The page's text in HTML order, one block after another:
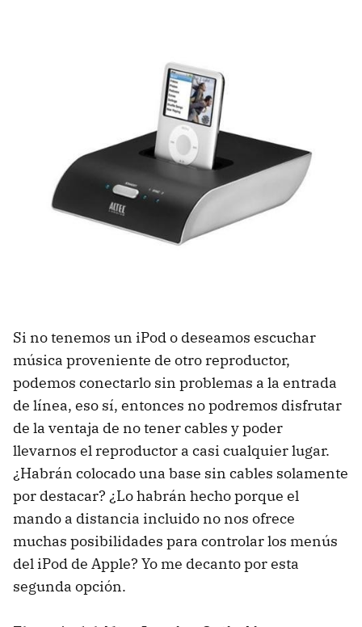
Si no tenemos un iPod o deseamos escuchar
música proveniente de otro reproductor,
podemos conectarlo sin problemas a la entrada
de línea, eso sí, entonces no podremos disfrutar
de la ventaja de no tener cables y poder
llevarnos el reproductor a casi cualquier lugar.
¿Habrán colocado una base sin cables solamente
por destacar? ¿Lo habrán hecho porque el
mando a distancia incluido no nos ofrece
muchas posibilidades para controlar los menús
del iPod de Apple? Yo me decanto por esta
segunda opción.